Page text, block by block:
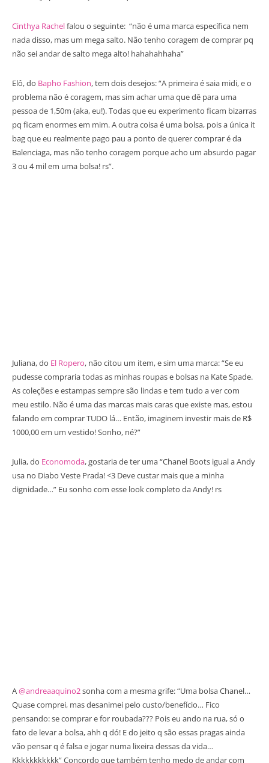
Cinthya Rachelfalou o seguinte: “não é uma marca específica nem
nada disso, mas um mega salto. Não tenho coragem de comprar pq
não sei andar de salto mega alto! hahahahhaha”
Elô, do Bapho Fashion, tem dois desejos: “A primeira é saia midi, e o
problema não é coragem, mas sim achar uma que dê para uma
pessoa de 1,50m (aka, eu!). Todas que eu experimento ficam bizarras
pq ficam enormes em mim. A outra coisa é uma bolsa, pois a única it
bag que eu realmente pago pau a ponto de querer comprar é da
Balenciaga, mas não tenho coragem porque acho um absurdo pagar
3 ou 4 mil em uma bolsa! rs”.
Juliana, do El Ropero, não citou um item, e sim uma marca: “Se eu
pudesse compraria todas as minhas roupas e bolsas na Kate Spade.
As coleções e estampas sempre são lindas e tem tudo a ver com
meu estilo. Não é uma das marcas mais caras que existe mas, estou
falando em comprar TUDO lá… Então, imaginem investir mais de R$
1000,00 em um vestido! Sonho, né?”
Julia, do Economoda, gostaria de ter uma “Chanel Boots igual a Andy
usa no Diabo Veste Prada! <3 Deve custar mais que a minha
dignidade…” Eu sonho com esse look completo da Andy! rs
A@andreaaquino2sonha com a mesma grife: “Uma bolsa Chanel…
Quase comprei, mas desanimei pelo custo/benefício… Fico
pensando: se comprar e for roubada??? Pois eu ando na rua, só o
fato de levar a bolsa, ahh q dó! E do jeito q são essas pragas ainda
vão pensar q é falsa e jogar numa lixeira dessas da vida…
Kkkkkkkkkkk” Concordo que também tenho medo de andar com